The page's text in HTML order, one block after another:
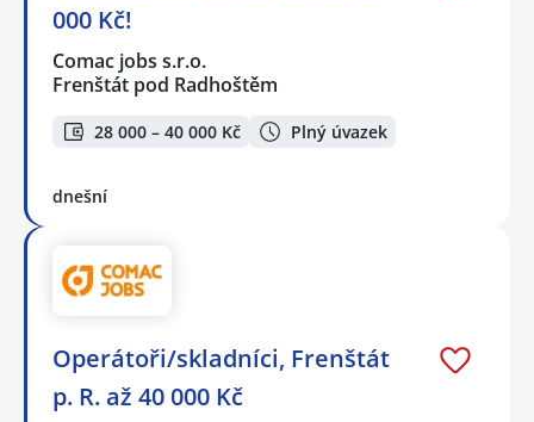
000 Kč!
Comac jobs s.r.o.
Frenštát pod Radhoštěm
28 000 – 40 000 Kč Plný úvazek
dnešní
Operátoři/skladníci, Frenštát
p. R. až 40 000 Kč